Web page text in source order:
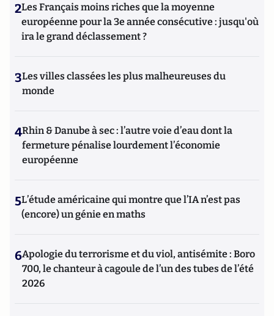
2Les Français moins riches que la moyenne
européenne pour la 3e année consécutive : jusqu'où
ira le grand déclassement ?
3Les villes classées les plus malheureuses du
monde
4Rhin & Danube à sec : l’autre voie d’eau dont la
fermeture pénalise lourdement l’économie
européenne
5L’étude américaine qui montre que l’IA n’est pas
(encore) un génie en maths
6Apologie du terrorisme et du viol, antisémite : Boro
700, le chanteur à cagoule de l’un des tubes de l’été
2026